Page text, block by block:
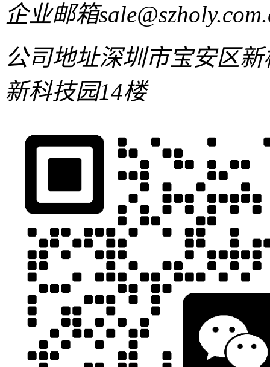
企业邮箱
公司地址深圳市宝安区
新科技园14楼